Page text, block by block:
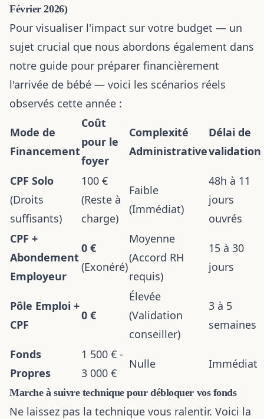
Février 2026)
Pour visualiser l'impact sur votre budget — un
sujet crucial que nous abordons également dans
notre guide pour préparer financièrement
l'arrivée de bébé — voici les scénarios réels
observés cette année :
Mode de
Financement
Coût
pour le
foyer
Complexité
Administrative
Délai de
validation
CPF Solo
(Droits
suffisants)
100 €
(Reste à
charge)
Faible
(Immédiat)
48h à 11
jours
ouvrés
CPF +
Abondement
Employeur
0 €
(Exonéré)
Moyenne
(Accord RH
requis)
15 à 30
jours
Pôle Emploi +
CPF
0 €
Élevée
(Validation
conseiller)
3 à 5
semaines
Fonds
Propres
1 500 € -
3 000 €
Nulle Immédiat
Marche à suivre technique pour débloquer vos fonds
Ne laissez pas la technique vous ralentir. Voici la